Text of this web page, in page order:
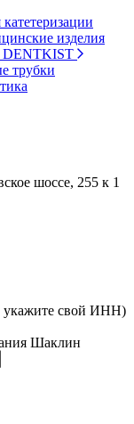
изделия
DENTKIST
трубки
шоссе, 255 к 1
укажите свой ИНН)
Шаклин